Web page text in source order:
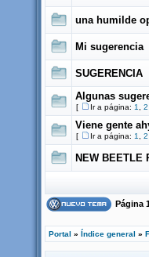
una humilde
Mi sugerencia
SUGERENCIA
Algunas
[ Ir a página: 1 2
Viene gente
[ Ir a página: 1 2
NEW BEETLE
Página
Portal » Índice general »